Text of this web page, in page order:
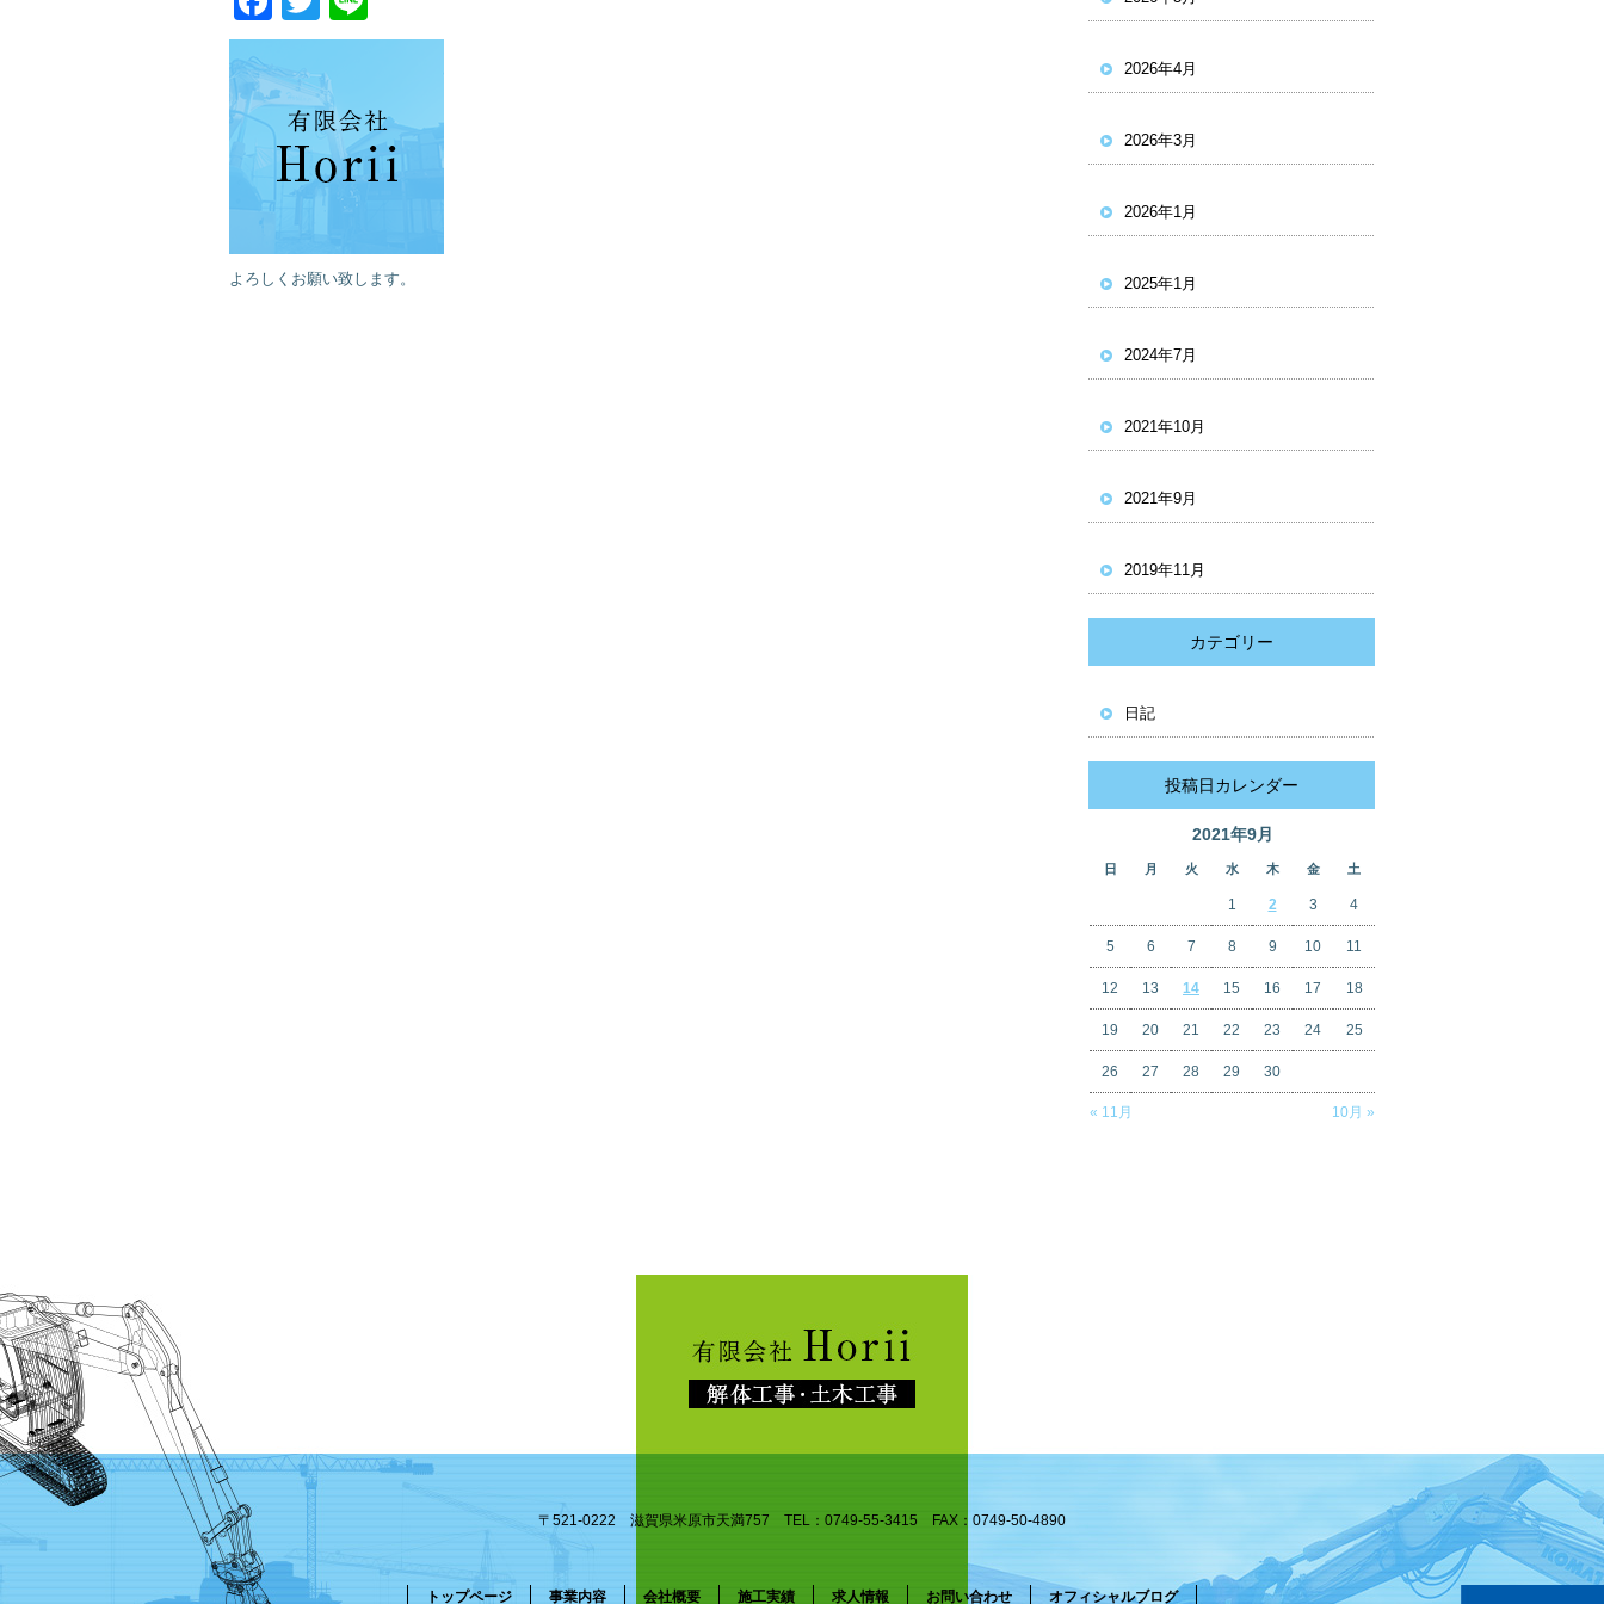
よろしくお願い致します。
2026年4月
2026年3月
2026年1月
2025年1月
2024年7月
2021年10月
2021年9月
2019年11月
カテゴリー
日記
投稿日カレンダー
2021年9月
日 月 火 水 木 金 土
« 11月 10月 »
1 2 3 4
5 6 7 8 9 10 11
12 13 14 15 16 17 18
19 20 21 22 23 24 25
26 27 28 29 30
トップページ 事業内容 会社概要 施工実績 求人情報 お問い合わせ オフィシャルブログ
〒521-0222 滋賀県米原市天満757 TEL：0749-55-3415 FAX：0749-50-4890